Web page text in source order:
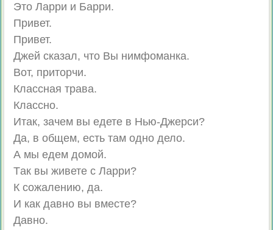
Это Ларри и Барри.
Привет.
Привет.
Джей сказал, что Вы нимфоманка.
Вот, приторчи.
Классная трава.
Классно.
Итак, зачем вы едете в Нью-Джерси?
Да, в общем, есть там одно дело.
А мы едем домой.
Tак вы живете с Ларри?
К сожалению, да.
И как давно вы вместе?
Давно.